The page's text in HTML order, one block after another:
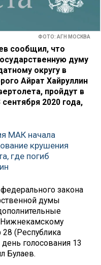
ФОТО: АГН МОСКВА
сообщил, что
думу
округу в
Айрат Хайруллин
пройдут в
2020 года,
МАК начала
крушения
где погиб
закона
думы
(Республика
голосования 13
Булаев.